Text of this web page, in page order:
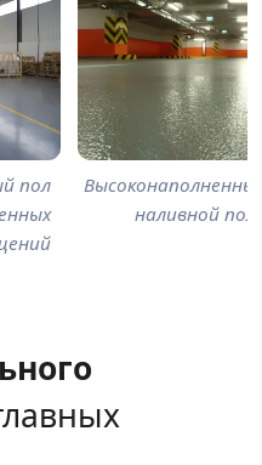
пол
наливной пол